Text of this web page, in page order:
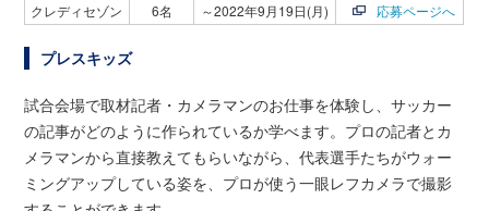
クレディセゾン
6名 ～2022年9月19日(月) 応募ページへ
プレスキッズ
試合会場で取材記者・カメラマンのお仕事を体験し、サッカー
の記事がどのように作られているか学べます。プロの記者とカ
メラマンから直接教えてもらいながら、代表選手たちがウォー
ミングアップしている姿を、プロが使う一眼レフカメラで撮影